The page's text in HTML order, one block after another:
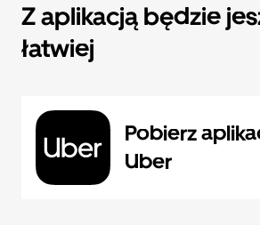
Z aplikacją będzie
łatwiej
Pobierz
Uber